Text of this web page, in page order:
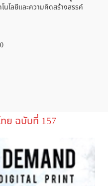
นโลยีและความคิดสร้างสรรค์
ย ฉบับที่ 157